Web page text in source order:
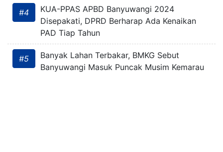
#4
KUA-PPAS APBD Banyuwangi 2024
Disepakati, DPRD Berharap Ada Kenaikan
PAD Tiap Tahun
#5
Banyak Lahan Terbakar, BMKG Sebut
Banyuwangi Masuk Puncak Musim Kemarau